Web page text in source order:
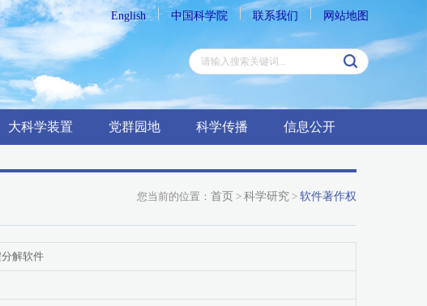
English 中国科学院 联系我们 网站地图
大科学装置 党群园地 科学传播 信息公开
您当前的位置： 首页 > 科学研究 > 软件著作权
解软件